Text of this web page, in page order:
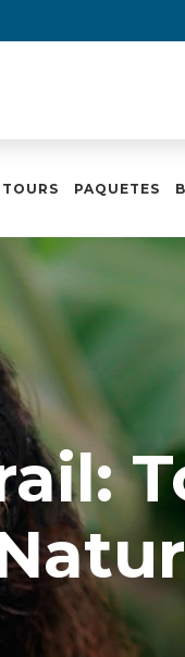
PAQUETES